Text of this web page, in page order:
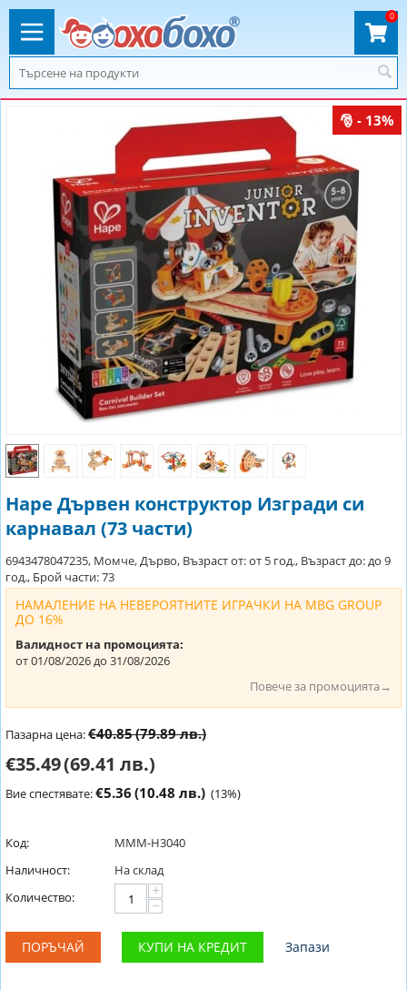
0
- 13%
Hape Дървен конструктор Изгради си
карнавал (73 части)
6943478047235, Момче, Дърво, Възраст от: от 5 год., Възраст до: до 9
год., Брой части: 73
НАМАЛЕНИЕ НА НЕВЕРОЯТНИТЕ ИГРАЧКИ НА MBG GROUP
ДО 16%
Валидност на промоцията:
от 01/08/2026 до 31/08/2026
Повече за промоцията→
Пазарна цена:€40.85(79.89 лв.)
€35.49(69.41 лв.)
Вие спестявате:€5.36 (10.48 лв.) (13%)
Код:
MMM-H3040
Наличност:
На склад
Количество:
+
−
ПОРЪЧАЙ КУПИ НА КРЕДИТ Запази